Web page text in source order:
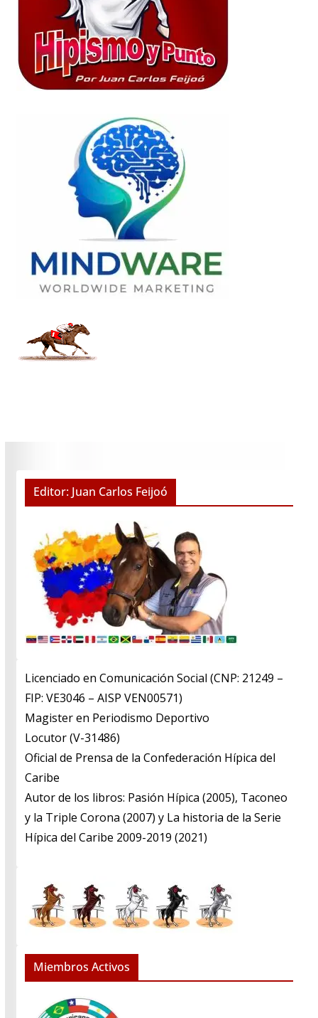
Editor: Juan Carlos Feijoó
Licenciado en Comunicación Social (CNP: 21249 –
FIP: VE3046 – AISP VEN00571)
​Magister en Periodismo Deportivo
​Locutor (V-31486)
​Oficial de Prensa de la Confederación Hípica del
Caribe
​Autor de los libros: Pasión Hípica (2005), Taconeo
y la Triple Corona (2007) y La historia de la Serie
Hípica del Caribe 2009-2019 (2021)
Miembros Activos